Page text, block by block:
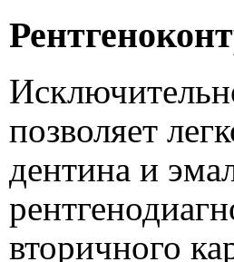
позволяет
дентина и
вторичного